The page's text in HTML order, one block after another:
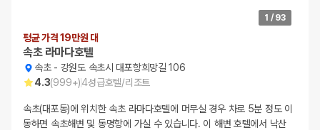
1 / 93
평균 가격 19만원 대
속초 라마다호텔
속초- 강원도 속초시 대포항희망길 106
4.3(999+)4성급호텔/리조트
속초(대포동)에 위치한 속초 라마다호텔에 머무실 경우 차로 5분 정도 이
동하면 속초해변 및 동명항에 가실 수 있습니다. 이 해변 호텔에서 낙산